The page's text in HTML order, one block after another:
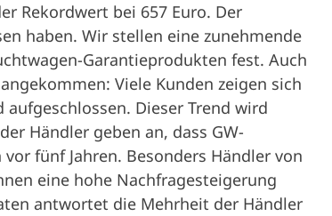
Rekordwert bei 657 Euro. Der
haben. Wir stellen eine zunehmende
Garantieprodukten fest. Auch
Viele Kunden zeigen sich
Dieser Trend wird
Händler geben an, dass GW-
fünf Jahren. Besonders Händler von
eine hohe Nachfragesteigerung
antwortet die Mehrheit der Händler